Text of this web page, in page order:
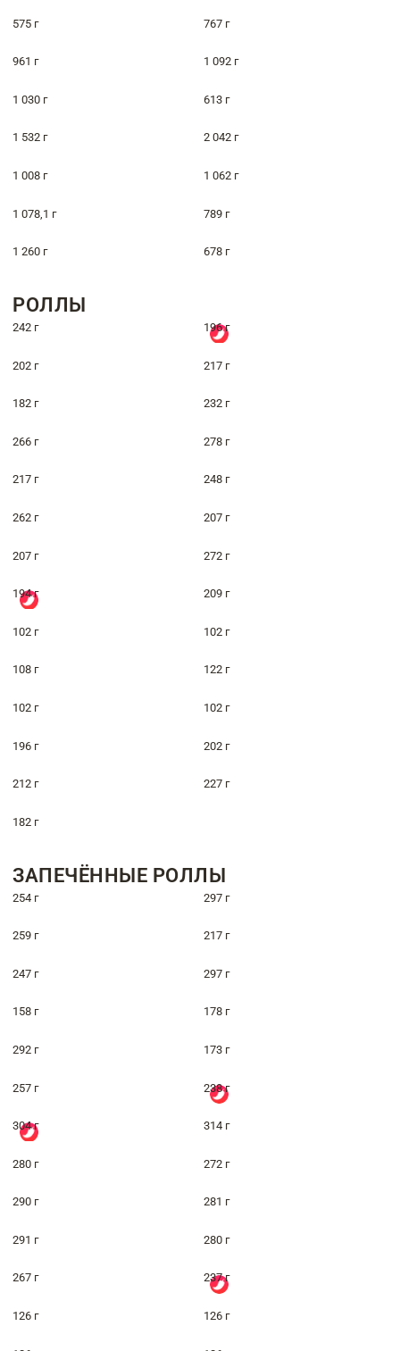
575 г 767 г
961 г 1 092 г
1 030 г 613 г
1 532 г 2 042 г
1 008 г 1 062 г
1 078,1 г 789 г
1 260 г 678 г
РОЛЛЫ
242 г 196 г
202 г 217 г
182 г 232 г
266 г 278 г
217 г 248 г
262 г 207 г
207 г 272 г
194 г 209 г
102 г 102 г
108 г 122 г
102 г 102 г
196 г 202 г
212 г 227 г
182 г
ЗАПЕЧЁННЫЕ РОЛЛЫ
254 г 297 г
259 г 217 г
247 г 297 г
158 г 178 г
292 г 173 г
257 г 238 г
304 г 314 г
280 г 272 г
290 г 281 г
291 г 280 г
267 г 237 г
126 г 126 г